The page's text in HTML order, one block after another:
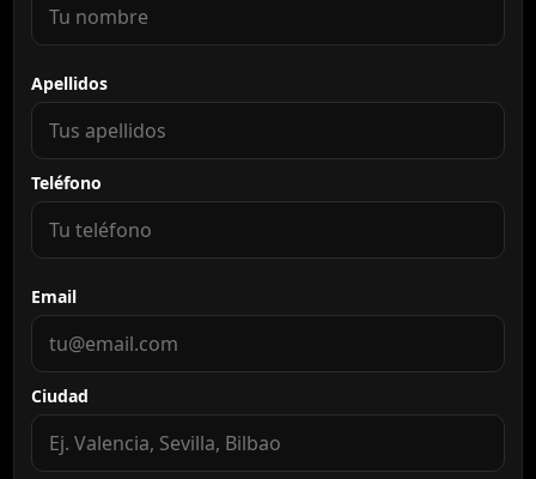
Apellidos
Teléfono
Email
Ciudad